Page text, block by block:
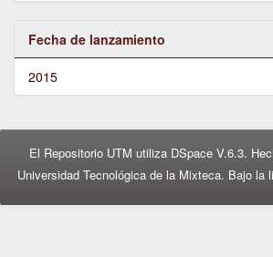
Fecha de lanzamiento
2015
El Repositorio UTM utiliza DSpace V.6.3.
Universidad Tecnológica de la Mixteca. Bajo la